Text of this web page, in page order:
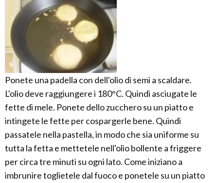
Ponete una padella con dell'olio di semi a scaldare.
L'olio deve raggiungere i 180°C. Quindi asciugate le
fette di mele. Ponete dello zucchero su un piatto e
intingete le fette per cospargerle bene. Quindi
passatele nella pastella, in modo che sia uniforme su
tutta la fetta e mettetele nell'olio bollente a friggere
per circa tre minuti su ogni lato. Come iniziano a
imbrunire toglietele dal fuoco e ponetele su un piatto